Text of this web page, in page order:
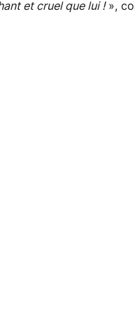
et cruel que lui !»,